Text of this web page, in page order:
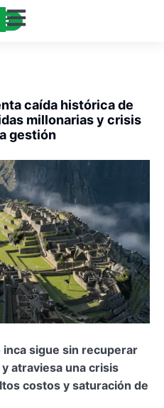
caída histórica de
millonarias y crisis
gestión
sigue sin recuperar
atraviesa una crisis
costos y saturación de